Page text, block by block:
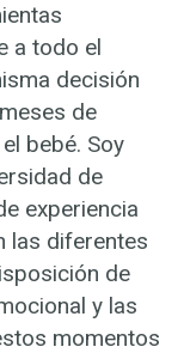
a todo el
decisión
de
bebé. Soy
de
experiencia
las diferentes
de
y las
momentos